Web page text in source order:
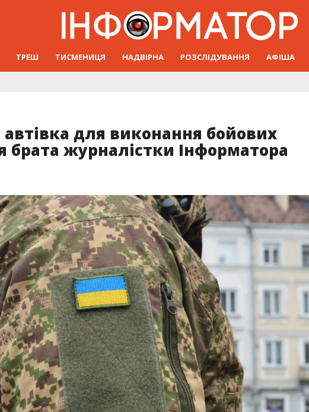
ТРЕШ ТИСМЕНИЦЯ НАДВІРНА РОЗСЛІДУВАННЯ АФІША
автівка для виконання бойових
брата журналістки Інформатора